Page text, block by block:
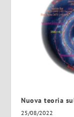
Nuova teoria
25/08/2022